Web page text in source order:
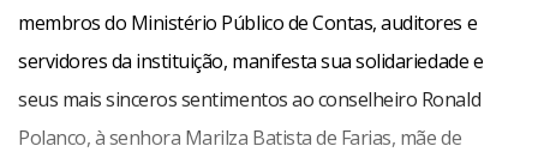
membros do Ministério Público de Contas, auditores e
servidores da instituição, manifesta sua solidariedade e
seus mais sinceros sentimentos ao conselheiro Ronald
Polanco, à senhora Marilza Batista de Farias, mãe de